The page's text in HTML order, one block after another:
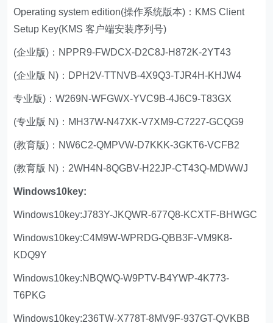
Operating system edition(操作系统版本)：KMS Client
Setup Key(KMS 客户端安装序列号)
(企业版)：NPPR9-FWDCX-D2C8J-H872K-2YT43
(企业版 N)：DPH2V-TTNVB-4X9Q3-TJR4H-KHJW4
专业版)：W269N-WFGWX-YVC9B-4J6C9-T83GX
(专业版 N)：MH37W-N47XK-V7XM9-C7227-GCQG9
(教育版)：NW6C2-QMPVW-D7KKK-3GKT6-VCFB2
(教育版 N)：2WH4N-8QGBV-H22JP-CT43Q-MDWWJ
Windows10key:
Windows10key:J783Y-JKQWR-677Q8-KCXTF-BHWGC
Windows10key:C4M9W-WPRDG-QBB3F-VM9K8-
KDQ9Y
Windows10key:NBQWQ-W9PTV-B4YWP-4K773-
T6PKG
Windows10key:236TW-X778T-8MV9F-937GT-QVKBB